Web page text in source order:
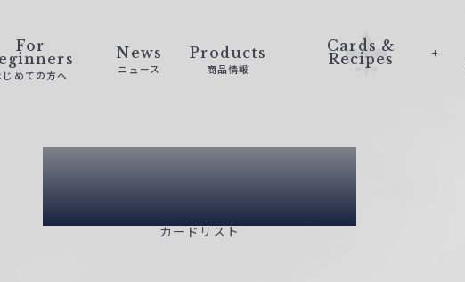
For
じめての方へ
News
ニュース
Products
商品情報
Cards &
Recipes
Card List
カードリスト